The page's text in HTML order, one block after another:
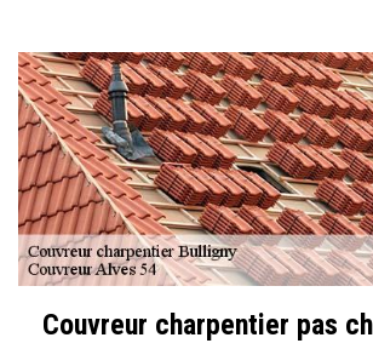
Couvreur charpentier pas